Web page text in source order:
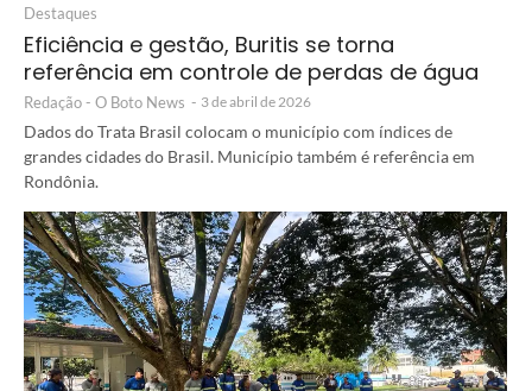
Destaques
Eficiência e gestão, Buritis se torna
referência em controle de perdas de água
Redação - O Boto News - 3 de abril de 2026
Dados do Trata Brasil colocam o município com índices de
grandes cidades do Brasil. Município também é referência em
Rondônia.